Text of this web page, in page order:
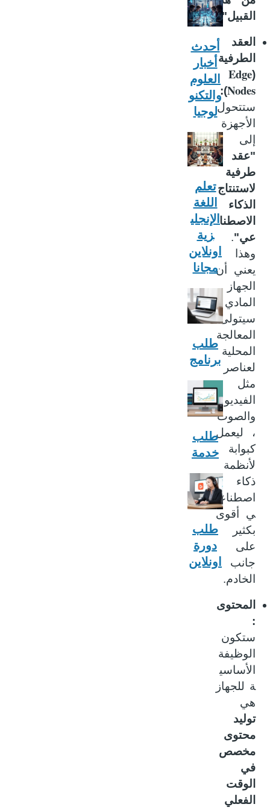
القبيل".
العقد
الطرفية
Edge
Nodes
):
ستتحول
الأجهزة
إلى
"عقد
طرفية
لاستنتاج
الذكاء
الاصطنا
عي".
وهذا
يعني أن
الجهاز
المادي
سيتولى
المعالجة
المحلية
لعناصر
مثل
الفيديو
والصوت
، ليعمل
كبوابة
لأنظمة
ذكاء
اصطناع
ي أقوى
بكثير
على
جانب
الخادم.
المحتوى
ستكون
الوظيفة
الأساسي
ة للجهاز
هي
توليد
محتوى
مخصص
في
الوقت
الفعلي
أحدث
أخبار
العلوم
والتكنو
لوجيا
تعلم
اللغة
الإنجلي
زية
اونلاين
مجانا
طلب
برنامج
طلب
خدمة
طلب
دورة
اونلاين